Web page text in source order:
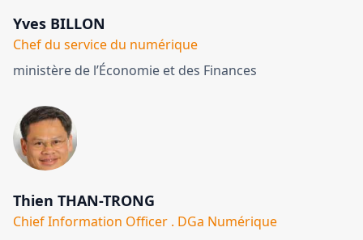
Yves BILLON
Chef du service du numérique
ministère de l’Économie et des Finances
Thien THAN-TRONG
Chief Information Officer . DGa Numérique